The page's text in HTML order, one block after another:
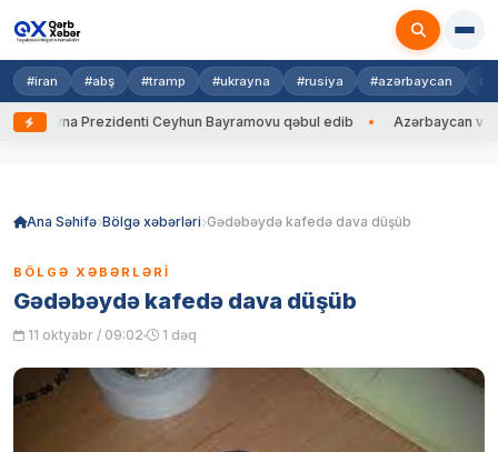
#iran #abş #tramp #ukrayna #rusiya #azərbaycan
Prezidenti Ceyhun Bayramovu qəbul edib Azərbaycan və
Ana Səhifə Bölgə xəbərləri Gədəbəydə kafedə dava düşüb
BÖLGƏ XƏBƏRLƏRI
Gədəbəydə kafedə dava düşüb
11 oktyabr / 09:02 1 dəq